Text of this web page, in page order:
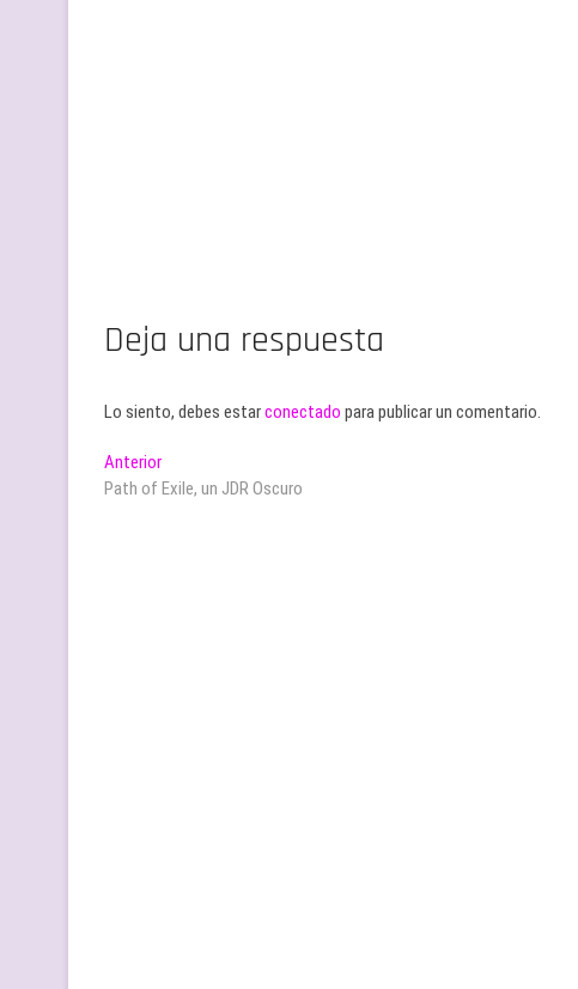
Deja una respuesta
Lo siento, debes estarconectado para publicar un comentario.
Navegación
de
AnteriorEntrada
anterior:
Path of Exile, un JDR Oscuro